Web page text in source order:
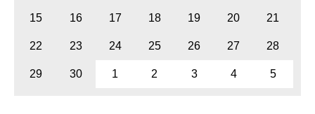
15 16 17 18 19 20 21
22 23 24 25 26 27 28
29 30 1 2 3 4 5